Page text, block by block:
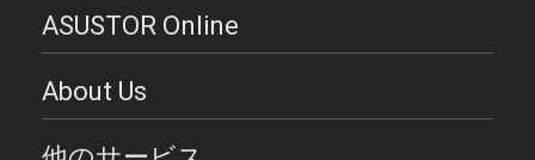
ASUSTOR Online
About Us